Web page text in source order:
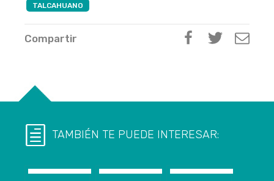
TALCAHUANO
Compartir
TAMBIÉN TE PUEDE INTERESAR: